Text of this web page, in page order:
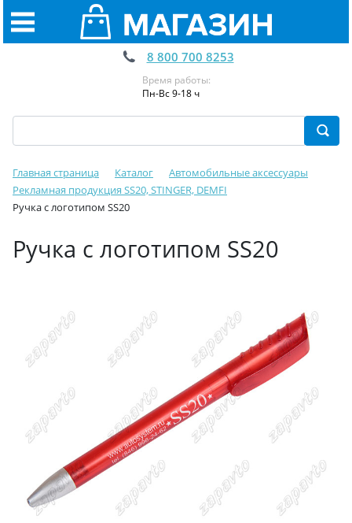
8 800 700 8253
Время работы:
Пн-Вс 9-18 ч
Главная страница Каталог
Автомобильные аксессуары
Рекламная продукция SS20, STINGER, DEMFI
Ручка с логотипом SS20
Ручка с логотипом SS20